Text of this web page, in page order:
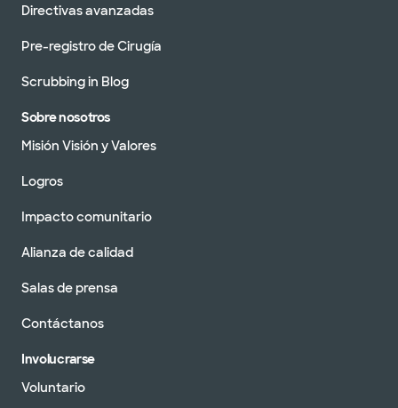
Directivas avanzadas
Pre-registro de Cirugía
Scrubbing in Blog
Sobre nosotros
Misión Visión y Valores
Logros
Impacto comunitario
Alianza de calidad
Salas de prensa
Contáctanos
Involucrarse
Voluntario